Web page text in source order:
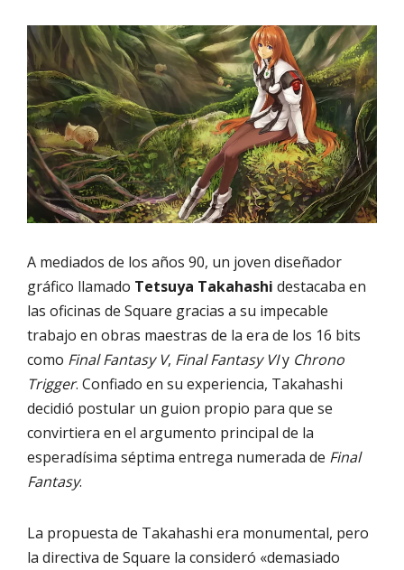
A mediados de los años 90, un joven diseñador
gráfico llamado Tetsuya Takahashi destacaba en
las oficinas de Square gracias a su impecable
trabajo en obras maestras de la era de los 16 bits
como Final Fantasy V, Final Fantasy VIy Chrono
Trigger. Confiado en su experiencia, Takahashi
decidió postular un guion propio para que se
convirtiera en el argumento principal de la
esperadísima séptima entrega numerada de Final
Fantasy.
La propuesta de Takahashi era monumental, pero
la directiva de Square la consideró «demasiado